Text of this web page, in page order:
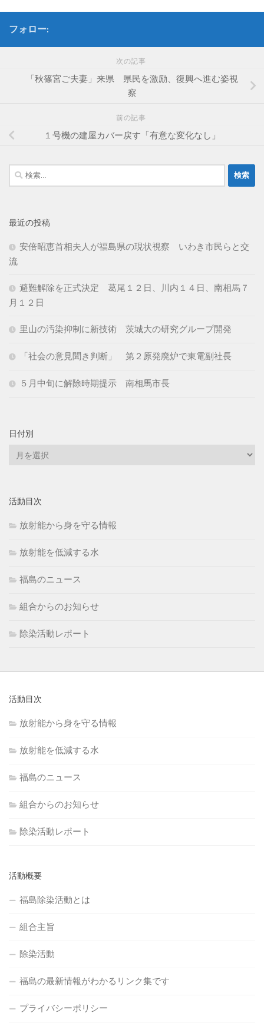
フォロー:
次の記事
「秋篠宮ご夫妻」来県 県民を激励、復興へ進む姿視
察
前の記事
１号機の建屋カバー戻す「有意な変化なし」
検
索:
最近の投稿
安倍昭恵首相夫人が福島県の現状視察 いわき市民らと交
流
避難解除を正式決定 葛尾１２日、川内１４日、南相馬７
月１２日
里山の汚染抑制に新技術 茨城大の研究グループ開発
「社会の意見聞き判断」 第２原発廃炉で東電副社長
５月中旬に解除時期提示 南相馬市長
日付別
活動目次
放射能から身を守る情報
放射能を低減する水
福島のニュース
組合からのお知らせ
除染活動レポート
活動目次
放射能から身を守る情報
放射能を低減する水
福島のニュース
組合からのお知らせ
除染活動レポート
活動概要
福島除染活動とは
組合主旨
除染活動
福島の最新情報がわかるリンク集です
プライバシーポリシー